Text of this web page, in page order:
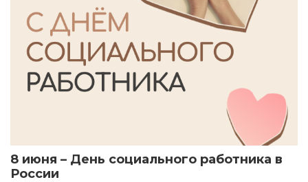
8 июня – День социального работника в
России